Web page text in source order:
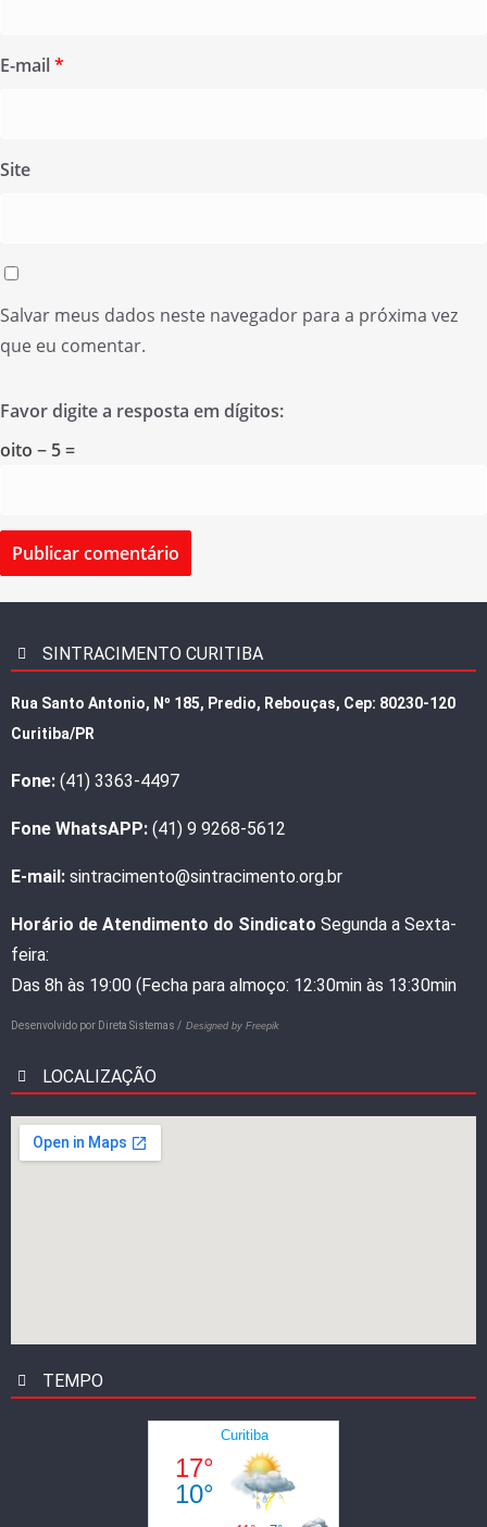
E-mail*
Site
Salvar meus dados neste navegador para a próxima vez
que eu comentar.
Favor digite a resposta em dígitos:
oito − 5 =
SINTRACIMENTO CURITIBA
Rua Santo Antonio, Nº 185, Predio, Rebouças, Cep: 80230-120
Curitiba/PR
Fone: (41) 3363-4497
Fone WhatsAPP: (41) 9 9268-5612
E-mail: sintracimento@sintracimento.org.br
Horário de Atendimento do Sindicato Segunda a Sexta-
feira:
Das 8h às 19:00 (Fecha para almoço: 12:30min às 13:30min
Desenvolvido por Direta Sistemas / Designed by Freepik
LOCALIZAÇÃO
TEMPO